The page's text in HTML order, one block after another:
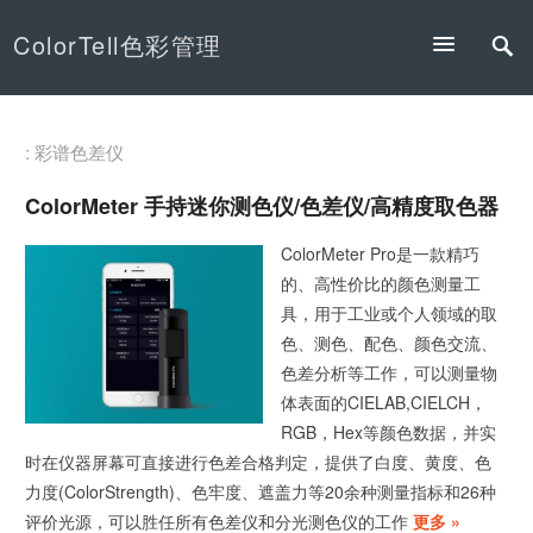
ColorTell色彩管理
: 彩谱色差仪
ColorMeter 手持迷你测色仪/色差仪/高精度取色器
ColorMeter Pro是一款精巧
的、高性价比的颜色测量工
具，用于工业或个人领域的取
色、测色、配色、颜色交流、
色差分析等工作，可以测量物
体表面的CIELAB,CIELCH，
RGB，Hex等颜色数据，并实
时在仪器屏幕可直接进行色差合格判定，提供了白度、黄度、色
力度(ColorStrength)、色牢度、遮盖力等20余种测量指标和26种
评价光源，可以胜任所有色差仪和分光测色仪的工作 更多 »